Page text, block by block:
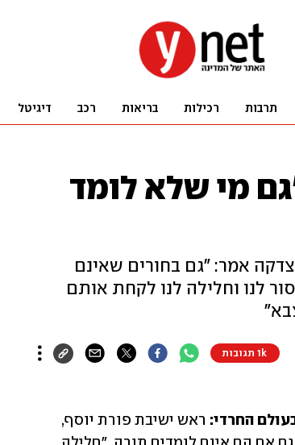
תרבות רכילות בריאות רכב דיגיטל
מי שלא לומד
אמר: "גם בחורים שאינם
לנו וחלילה לנו לקחת אותם
1k תגובות
החרדי: